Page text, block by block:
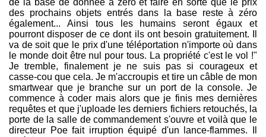
de la base de donnée à zéro et faire en sorte que le prix
des prochains objets entrés dans la base reste à zéro
également... Ainsi tous les humains seront égaux et
pourront disposer de ce dont ils ont besoin gratuitement. Il
va de soit que le prix d'une téléportation n'importe où dans
le monde doit être nul pour tous. La propriété c'est le vol !"
Je tremble, finalement je ne suis pas si courageux et
casse-cou que cela. Je m'accroupis et tire un câble de mon
smartwear que je branche sur un port de la console. Je
commence à coder mais alors que je finis mes dernières
requêtes et que j'uploade les derniers fichiers retouchés, la
porte de la salle de commandement s'ouvre et voilà que le
directeur Poe fait irruption équipé d'un lance-flammes. Il